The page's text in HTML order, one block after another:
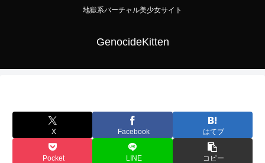
地獄系バーチャル美少女サイト
GenocideKitten
X Facebook はてブ
Pocket LINE コピー